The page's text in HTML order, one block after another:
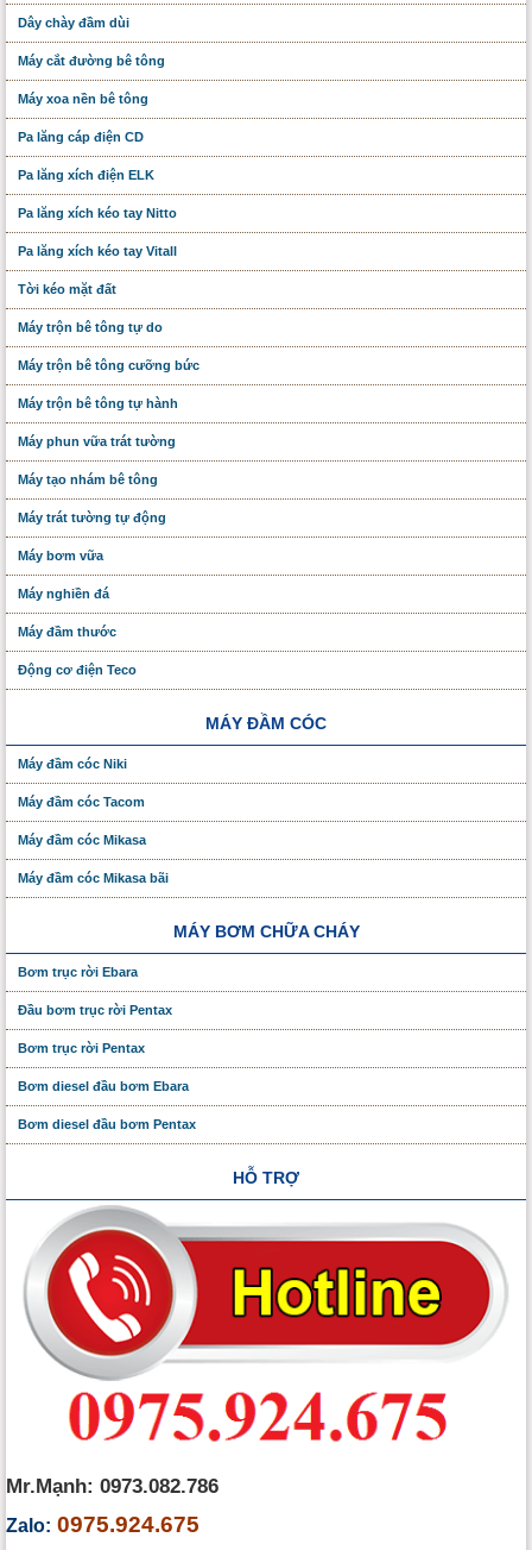
Dây chày đầm dùi
Máy cắt đường bê tông
Máy xoa nền bê tông
Pa lăng cáp điện CD
Pa lăng xích điện ELK
Pa lăng xích kéo tay Nitto
Pa lăng xích kéo tay Vitall
Tời kéo mặt đất
Máy trộn bê tông tự do
Máy trộn bê tông cưỡng bức
Máy trộn bê tông tự hành
Máy phun vữa trát tường
Máy tạo nhám bê tông
Máy trát tường tự động
Máy bơm vữa
Máy nghiền đá
Máy đầm thước
Động cơ điện Teco
MÁY ĐẦM CÓC
Máy đầm cóc Niki
Máy đầm cóc Tacom
Máy đầm cóc Mikasa
Máy đầm cóc Mikasa bãi
MÁY BƠM CHỮA CHÁY
Bơm trục rời Ebara
Đầu bơm trục rời Pentax
Bơm trục rời Pentax
Bơm diesel đầu bơm Ebara
Bơm diesel đầu bơm Pentax
HỖ TRỢ
Mr.Mạnh: 0973.082.786
Zalo: 0975.924.675